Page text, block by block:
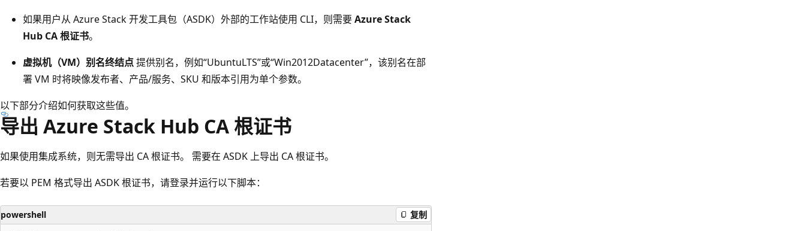
如果用户从 Azure Stack 开发工具包（ASDK）外部的工作站使用 CLI，则需要Azure Stack
Hub CA 根证书。
虚拟机（VM）别名终结点提供别名，例如“UbuntuLTS”或“Win2012Datacenter”，该别名在部
署 VM 时将映像发布者、产品/服务、SKU 和版本引用为单个参数。
以下部分介绍如何获取这些值。
导出 Azure Stack Hub CA 根证书
如果使用集成系统，则无需导出 CA 根证书。 需要在 ASDK 上导出 CA 根证书。
若要以 PEM 格式导出 ASDK 根证书，请登录并运行以下脚本：
powershell 复制